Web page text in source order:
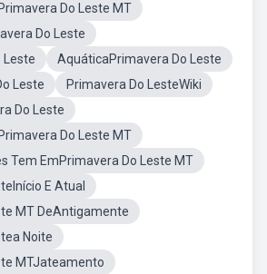
Do Leste MT
Do Leste
Leste
AquáticaPrimavera Do Leste
Leste
Primavera Do LesteWiki
Do Leste
Do Leste MT
Tem EmPrimavera Do Leste MT
E Atual
MT DeAntigamente
Noite
MTJateamento